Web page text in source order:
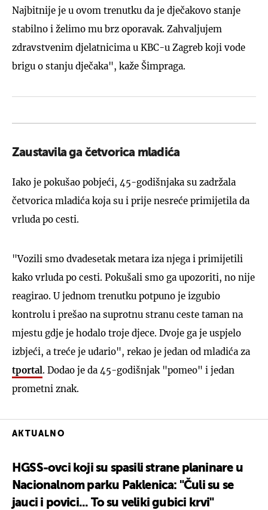
Najbitnije je u ovom trenutku da je dječakovo stanje
stabilno i želimo mu brz oporavak. Zahvaljujem
zdravstvenim djelatnicima u KBC-u Zagreb koji vode
brigu o stanju dječaka", kaže Šimpraga.
Zaustavila ga četvorica mladića
Iako je pokušao pobjeći, 45-godišnjaka su zadržala
četvorica mladića koja su i prije nesreće primijetila da
vrluda po cesti.
"Vozili smo dvadesetak metara iza njega i primijetili
kako vrluda po cesti. Pokušali smo ga upozoriti, no nije
reagirao. U jednom trenutku potpuno je izgubio
kontrolu i prešao na suprotnu stranu ceste taman na
mjestu gdje je hodalo troje djece. Dvoje ga je uspjelo
izbjeći, a treće je udario", rekao je jedan od mladića za
tportal. Dodao je da 45-godišnjak "pomeo" i jedan
prometni znak.
AKTUALNO
HGSS-ovci koji su spasili strane planinare u
Nacionalnom parku Paklenica: "Čuli su se
jauci i povici... To su veliki gubici krvi"